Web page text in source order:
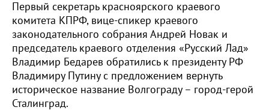
Первый секретарь красноярского краевого
комитета КПРФ, вице-спикер краевого
законодательного собрания Андрей Новак и
председатель краевого отделения «Русский Лад»
Владимир Бедарев обратились к президенту РФ
Владимиру Путину с предложением вернуть
историческое название Волгограду – город-герой
Сталинград.